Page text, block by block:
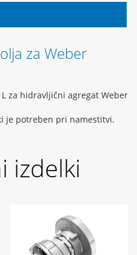
za Weber
za hidravljični agregat Weber
je potreben pri namestitvi.
izdelki